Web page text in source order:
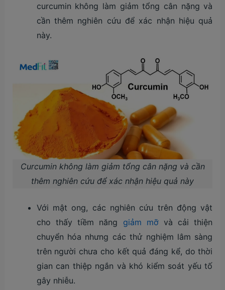
curcumin không làm giảm tổng cân nặng và
cần thêm nghiên cứu để xác nhận hiệu quả
này.
Curcumin không làm giảm tổng cân nặng và cần
thêm nghiên cứu để xác nhận hiệu quả này
Với mật ong, các nghiên cứu trên động vật
cho thấy tiềm năng giảm mỡvà cải thiện
chuyển hóa nhưng các thử nghiệm lâm sàng
trên người chưa cho kết quả đáng kể, do thời
gian can thiệp ngắn và khó kiểm soát yếu tố
gây nhiễu.